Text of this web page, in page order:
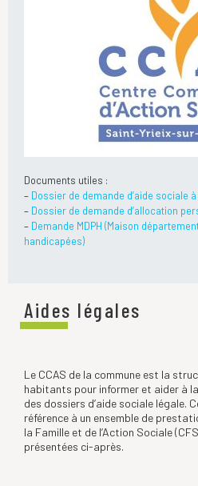
Aides légales
Le CCAS de la commune est la
habitants pour informer et aider à
des dossiers d’aide sociale légale.
référence à un ensemble de
la Famille et de l’Action Sociale
présentées ci-après.
Documents utiles :
– Dossier de demande d’aide sociale
– Dossier de demande d’allocation
– Demande MDPH (Maison
handicapées)